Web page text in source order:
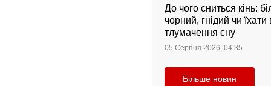
До чого сниться кінь:
чорний, гнідий чи
тлумачення сну
05 Серпня 2026, 04:35
Більше новин